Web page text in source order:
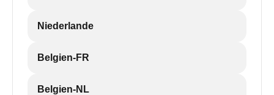
Niederlande
Belgien-FR
Belgien-NL